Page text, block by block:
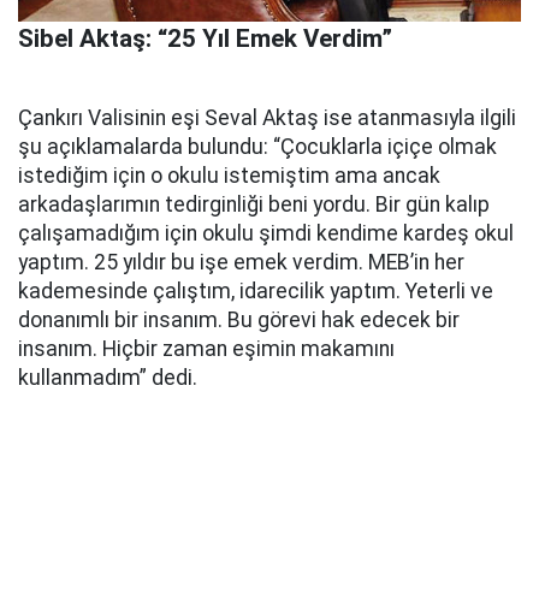
Sibel Aktaş: “25 Yıl Emek Verdim”
Çankırı Valisinin eşi Seval Aktaş ise atanmasıyla ilgili
şu açıklamalarda bulundu: “Çocuklarla içiçe olmak
istediğim için o okulu istemiştim ama ancak
arkadaşlarımın tedirginliği beni yordu. Bir gün kalıp
çalışamadığım için okulu şimdi kendime kardeş okul
yaptım. 25 yıldır bu işe emek verdim. MEB’in her
kademesinde çalıştım, idarecilik yaptım. Yeterli ve
donanımlı bir insanım. Bu görevi hak edecek bir
insanım. Hiçbir zaman eşimin makamını
kullanmadım” dedi.